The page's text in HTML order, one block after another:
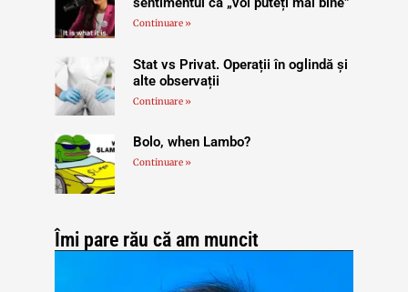
Continuare »
Stat vs Privat. Operații în oglindă și
alte observații
Continuare »
Bolo, when Lambo?
Continuare »
Îmi pare rău că am muncit